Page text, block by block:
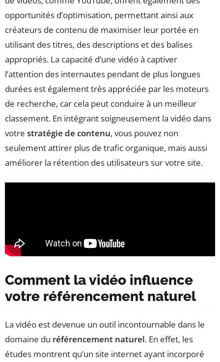
opportunités d’optimisation, permettant ainsi aux
créateurs de contenu de maximiser leur portée en
utilisant des titres, des descriptions et des balises
appropriés. La capacité d’une vidéo à captiver
l’attention des internautes pendant de plus longues
durées est également très appréciée par les moteurs
de recherche, car cela peut conduire à un meilleur
classement. En intégrant soigneusement la vidéo dans
votre stratégie de contenu, vous pouvez non
seulement attirer plus de trafic organique, mais aussi
améliorer la rétention des utilisateurs sur votre site.
Comment la vidéo influence
votre référencement naturel
La vidéo est devenue un outil incontournable dans le
domaine du référencement naturel. En effet, les
études montrent qu’un site internet ayant incorporé